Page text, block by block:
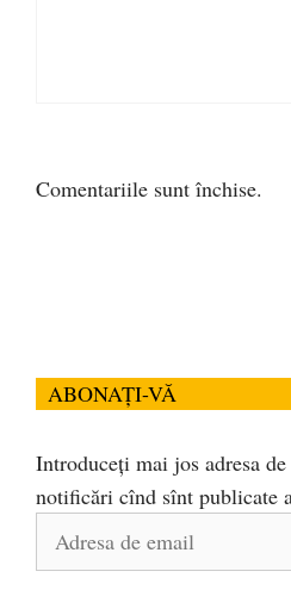
Comentariile sunt închise.
ABONAȚI-VĂ
Introduceți mai jos adresa
notificări cînd sînt publicate
Adresa